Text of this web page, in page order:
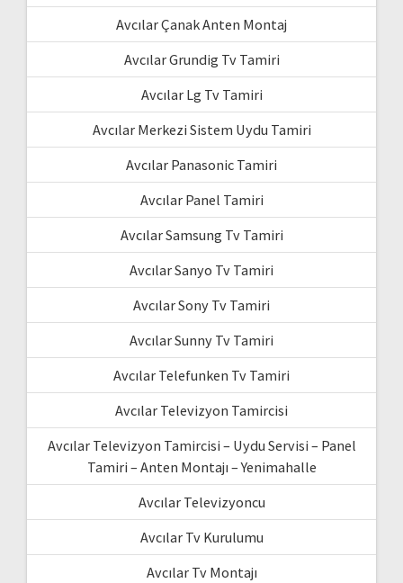
Avcılar Çanak Anten Montaj
Avcılar Grundig Tv Tamiri
Avcılar Lg Tv Tamiri
Avcılar Merkezi Sistem Uydu Tamiri
Avcılar Panasonic Tamiri
Avcılar Panel Tamiri
Avcılar Samsung Tv Tamiri
Avcılar Sanyo Tv Tamiri
Avcılar Sony Tv Tamiri
Avcılar Sunny Tv Tamiri
Avcılar Telefunken Tv Tamiri
Avcılar Televizyon Tamircisi
Avcılar Televizyon Tamircisi – Uydu Servisi – Panel
Tamiri – Anten Montajı – Yenimahalle
Avcılar Televizyoncu
Avcılar Tv Kurulumu
Avcılar Tv Montajı